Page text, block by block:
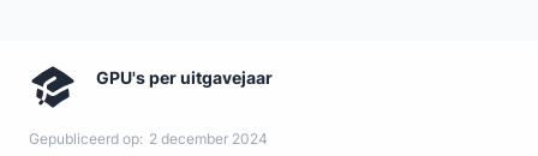
GPU's per uitgavejaar
Gepubliceerd op: 2 december 2024